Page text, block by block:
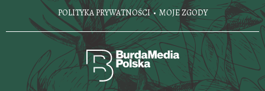
POLITYKA PRYWATNOŚCI
MOJE ZGODY